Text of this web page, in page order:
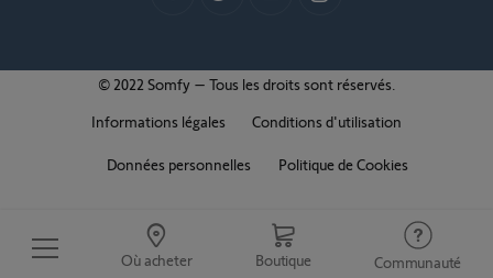
Où acheter Boutique Communauté
© 2022 Somfy – Tous les droits sont réservés.
Informations légales
Conditions d'utilisation
Données personnelles Politique de Cookies